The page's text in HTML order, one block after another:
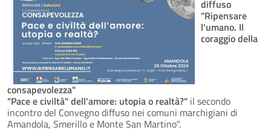
diffuso
"Ripensare
l'umano. Il
coraggio della
consapevolezza"
"Pace e civiltà" dell'amore: utopia o realtà?" il secondo
incontro del Convegno diffuso nei comuni marchigiani di
Amandola, Smerillo e Monte San Martino".